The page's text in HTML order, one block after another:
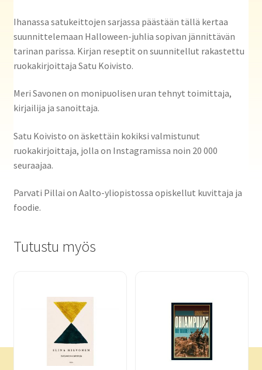
Ihanassa satukeittojen sarjassa päästään tällä kertaa
suunnittelemaan Halloween-juhlia sopivan jännittävän
tarinan parissa. Kirjan reseptit on suunnitellut rakastettu
ruokakirjoittaja Satu Koivisto.
Meri Savonen on monipuolisen uran tehnyt toimittaja,
kirjailija ja sanoittaja.
Satu Koivisto on äskettäin kokiksi valmistunut
ruokakirjoittaja, jolla on Instagramissa noin 20 000
seuraajaa.
Parvati Pillai on Aalto-yliopistossa opiskellut kuvittaja ja
foodie.
Tutustu myös